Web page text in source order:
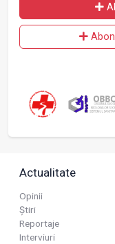
Actualitate
Opinii
Știri
Reportaje
Interviuri